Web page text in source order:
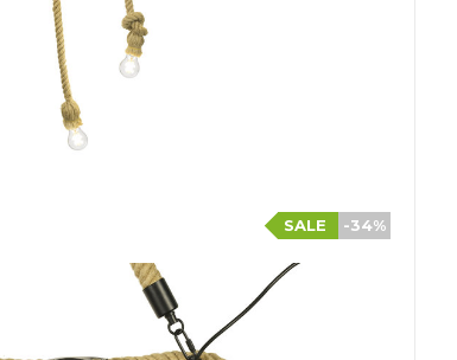
-34%
SALE